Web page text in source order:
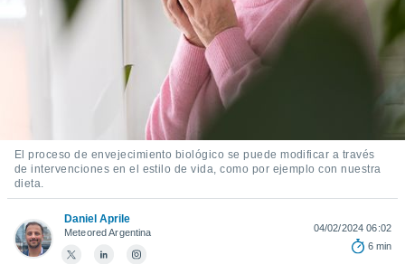
coste.
nuestros
nos
y análisis
en
así como
perfil
El proceso de envejecimiento biológico se puede modificar a través
de intervenciones en el estilo de vida, como por ejemplo con nuestra
dieta.
Daniel Aprile
Meteored Argentina
04/02/2024 06:02
6 min